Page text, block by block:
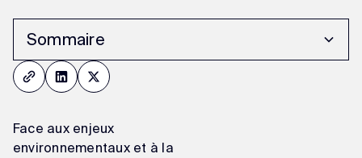
Sommaire
Pourquoi choisir le vélo de fonction pour vos trajets
quotidiens ?
vélo
Adoptez le vélo de fonction et l’intermodalité avec
Face aux enjeux
environnementaux et à la